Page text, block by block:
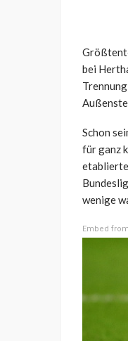
bei
Schon
für ganz
wenige
Embed